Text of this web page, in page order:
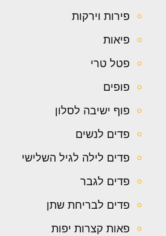
פירות וירקות
פיאות
פטל טרי
פופים
פוף ישיבה לסלון
פדים לנשים
פדים לילה לגיל השלישי
פדים לגבר
פדים לבריחת שתן
פאות קצרות יפות